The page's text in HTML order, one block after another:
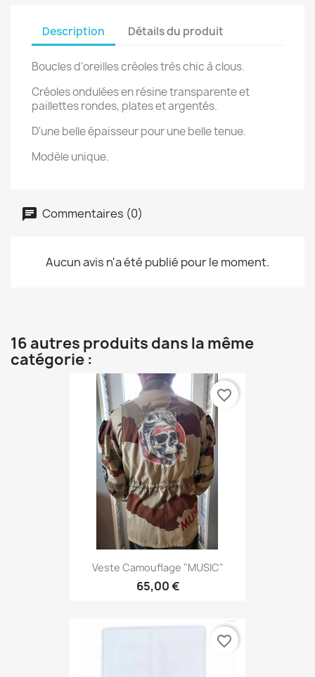
Description Détails du produit
Boucles d'oreilles créoles très chic à clous.
Créoles ondulées en résine transparente et
paillettes rondes, plates et argentés.
D'une belle épaisseur pour une belle tenue.
Modèle unique.
Commentaires (0)
Aucun avis n'a été publié pour le moment.
16 autres produits dans la même
catégorie :
Veste Camouflage "MUSIC"
65,00 €
favorite_border
favorite_border